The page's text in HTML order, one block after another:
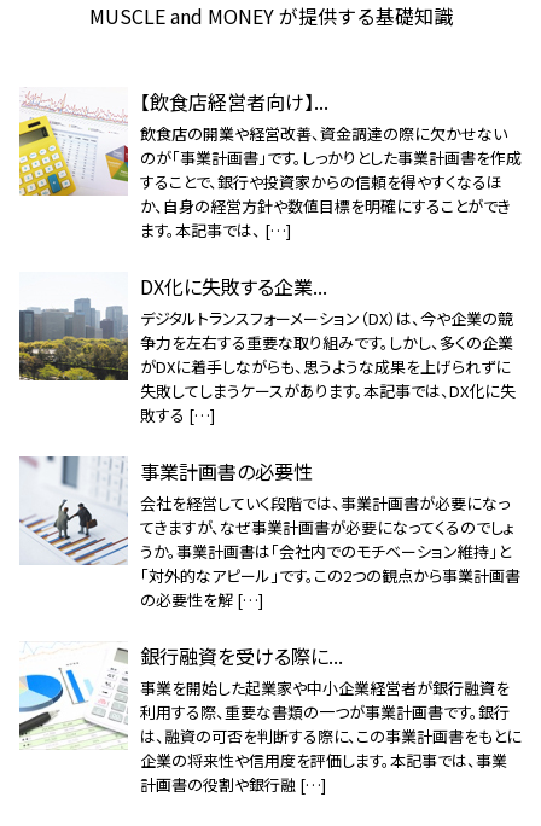
MUSCLE and MONEY が提供する基礎知識
【飲食店経営者向け】...
飲食店の開業や経営改善、資金調達の際に欠かせない
のが「事業計画書」です。しっかりとした事業計画書を作成
することで、銀行や投資家からの信頼を得やすくなるほ
か、自身の経営方針や数値目標を明確にすることができ
ます。本記事では、 […]
DX化に失敗する企業...
デジタルトランスフォーメーション（DX）は、今や企業の競
争力を左右する重要な取り組みです。しかし、多くの企業
がDXに着手しながらも、思うような成果を上げられずに
失敗してしまうケースがあります。本記事では、DX化に失
敗する […]
事業計画書の必要性
会社を経営していく段階では、事業計画書が必要になっ
てきますが、なぜ事業計画書が必要になってくるのでしょ
うか。事業計画書は「会社内でのモチベーション維持」と
「対外的なアピール」です。この2つの観点から事業計画書
の必要性を解 […]
銀行融資を受ける際に...
事業を開始した起業家や中小企業経営者が銀行融資を
利用する際、重要な書類の一つが事業計画書です。銀行
は、融資の可否を判断する際に、この事業計画書をもとに
企業の将来性や信用度を評価します。本記事では、事業
計画書の役割や銀行融 […]